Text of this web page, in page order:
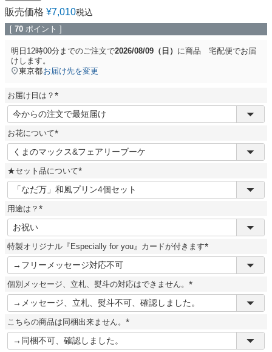
販売価格 ¥7,010税込
70 ポイント ]
明日 12時00分 までのご注文で2026/08/09（日） に商品 宅配便でお届
けします。
東京都お届け先を変更
お届け日は？
(
必
)
お花について
(
必
★セット品について
(
必
用途は？
(
)
特製オリジナル『Especially for you』カードが付きます
(
個別メッセージ、立札、熨斗の対応はできません。
(
必
こちらの商品は同梱出来ません。
(